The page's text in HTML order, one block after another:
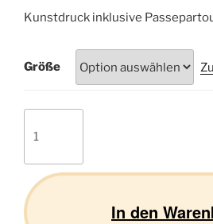
Kunstdruck inklusive
Größe
02
In den